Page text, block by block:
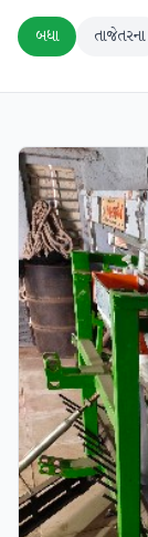
બધા તાજેતરના